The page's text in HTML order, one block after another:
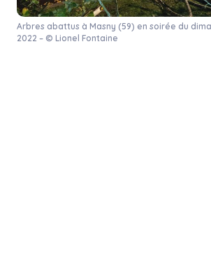
Arbres abattus à Masny (59) en soirée du
2022 – © Lionel Fontaine